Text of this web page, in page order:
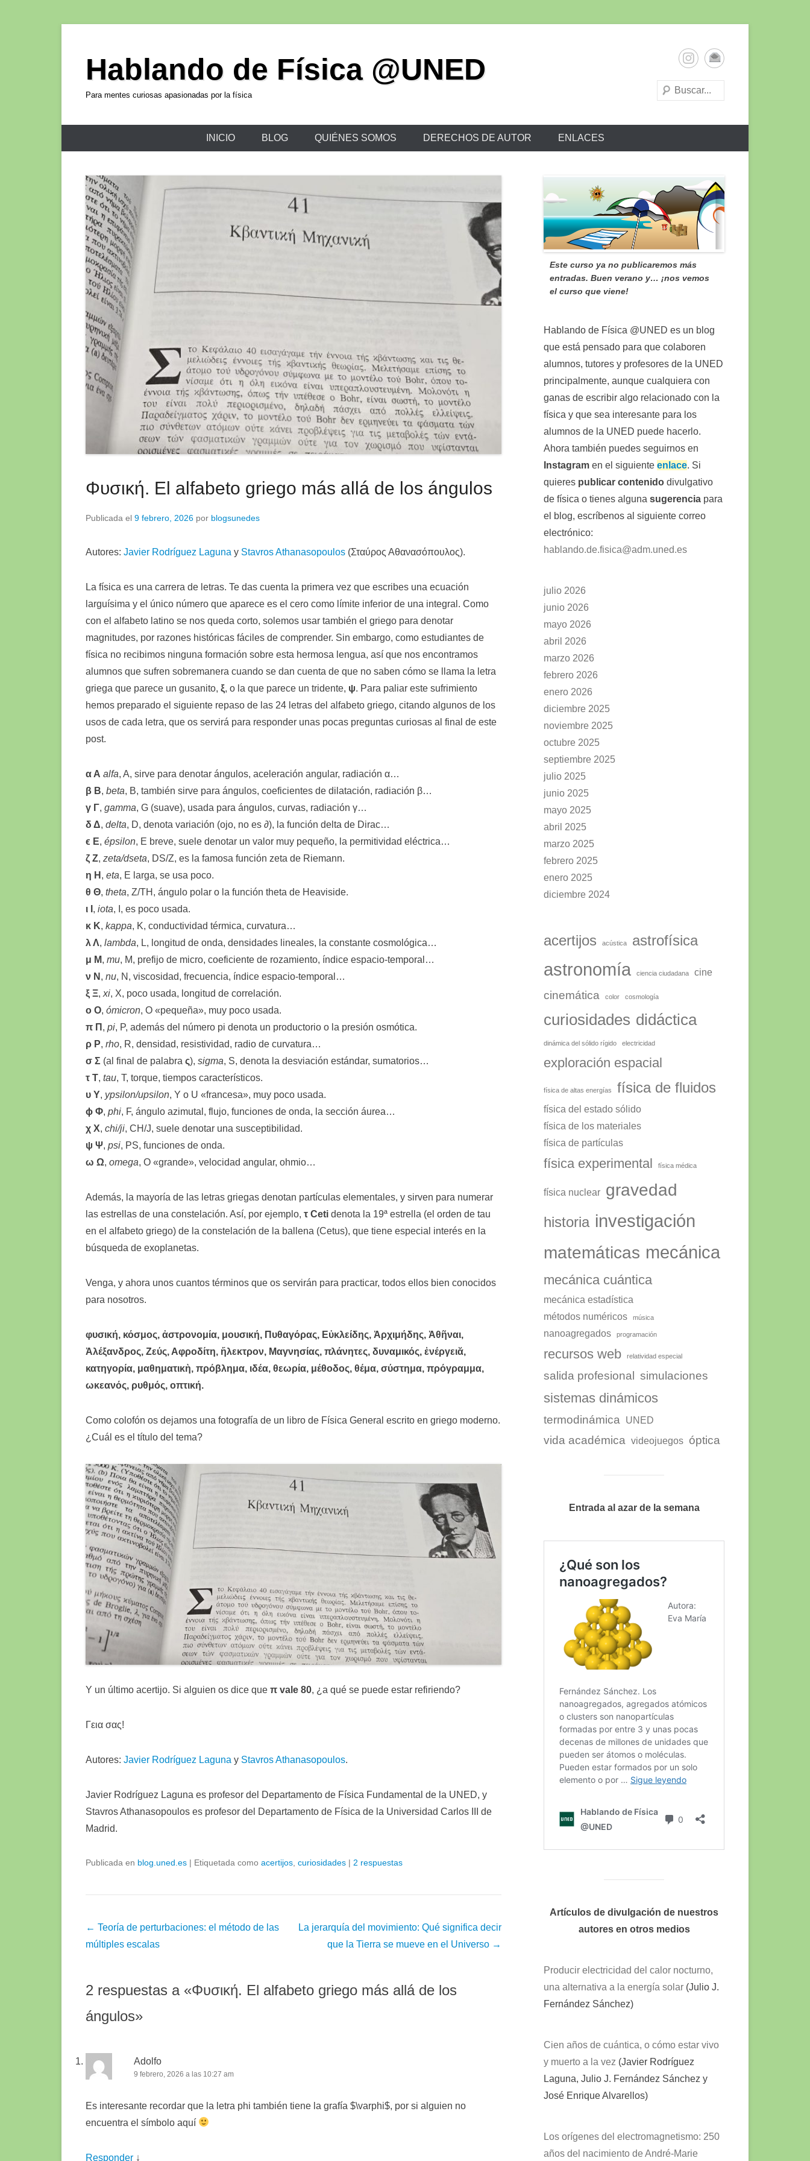
Hablando de Física @UNED
Para mentes curiosas apasionadas por la física
INICIO BLOG QUIÉNES SOMOS DERECHOS DE AUTOR ENLACES
Φυσική. El alfabeto griego más allá de los ángulos
Publicada el 9 febrero, 2026 por blogsunedes
Autores: Javier Rodríguez Laguna y Stavros Athanasopoulos (Σταύρος Αθανασόπουλος).
La física es una carrera de letras. Te das cuenta la primera vez que escribes una ecuación
larguísima y el único número que aparece es el cero como límite inferior de una integral. Como
con el alfabeto latino se nos queda corto, solemos usar también el griego para denotar
magnitudes, por razones históricas fáciles de comprender. Sin embargo, como estudiantes de
física no recibimos ninguna formación sobre esta hermosa lengua, así que nos encontramos
alumnos que sufren sobremanera cuando se dan cuenta de que no saben cómo se llama la letra
griega que parece un gusanito, ξ, o la que parece un tridente, ψ. Para paliar este sufrimiento
hemos preparado el siguiente repaso de las 24 letras del alfabeto griego, citando algunos de los
usos de cada letra, que os servirá para responder unas pocas preguntas curiosas al final de este
post.
α Α alfa, A, sirve para denotar ángulos, aceleración angular, radiación α…
β Β, beta, B, también sirve para ángulos, coeficientes de dilatación, radiación β…
γ Γ, gamma, G (suave), usada para ángulos, curvas, radiación γ…
δ Δ, delta, D, denota variación (ojo, no es ∂), la función delta de Dirac…
ϵ Ε, épsilon, E breve, suele denotar un valor muy pequeño, la permitividad eléctrica…
ζ Ζ, zeta/dseta, DS/Z, es la famosa función zeta de Riemann.
η Η , eta, E larga, se usa poco.
θ Θ, theta, Z/TH, ángulo polar o la función theta de Heaviside.
ι Ι , iota, I, es poco usada.
κ Κ, kappa, K, conductividad térmica, curvatura…
λ Λ, lambda, L, longitud de onda, densidades lineales, la constante cosmológica…
μ Μ, mu, M, prefijo de micro, coeficiente de rozamiento, índice espacio-temporal…
ν Ν , nu, N, viscosidad, frecuencia, índice espacio-temporal…
ξ Ξ, xi, X, poco usada, longitud de correlación.
ο Ο, ómicron, O «pequeña», muy poco usada.
π Π , pi, P, además del número pi denota un productorio o la presión osmótica.
ρ Ρ, rho, R, densidad, resistividad, radio de curvatura…
σ Σ (al final de palabra ς), sigma, S, denota la desviación estándar, sumatorios…
τ Τ, tau, T, torque, tiempos característicos.
υ Υ, ypsilon/upsilon, Y o U «francesa», muy poco usada.
ϕ Φ, phi, F, ángulo azimutal, flujo, funciones de onda, la sección áurea…
χ Χ, chi/ji, CH/J, suele denotar una susceptibilidad.
ψ Ψ, psi, PS, funciones de onda.
ω Ω, omega, O «grande», velocidad angular, ohmio…
Además, la mayoría de las letras griegas denotan partículas elementales, y sirven para numerar
las estrellas de una constelación. Así, por ejemplo, τ Ceti denota la 19ª estrella (el orden de tau
en el alfabeto griego) de la constelación de la ballena (Cetus), que tiene especial interés en la
búsqueda de exoplanetas.
Venga, y ahora unos cuantos términos que os servirán para practicar, todos ellos bien conocidos
para nosotros.
φυσική, κόσμος, ἀστρονομία, μουσική, Πυθαγόρας, Εὐκλείδης, Ἀρχιμήδης, Ἀθῆναι,
Ἀλέξανδρος, Ζεύς, Αφροδίτη, ἤλεκτρον, Μαγνησίας, πλάνητες, δυναμικός, ἐνέργειᾰ,
κατηγορία, μαθηματικὴ, πρόβλημα, ιδέα, θεωρία, μέθοδος, θέμα, σύστημα, πρόγραμμα,
ωκεανός, ρυθμός, οπτική.
Como colofón os dejamos una fotografía de un libro de Física General escrito en griego moderno.
¿Cuál es el título del tema?
Y un último acertijo. Si alguien os dice que π vale 80, ¿a qué se puede estar refiriendo?
Γεια σας!
Autores: Javier Rodríguez Laguna y Stavros Athanasopoulos.
Javier Rodríguez Laguna es profesor del Departamento de Física Fundamental de la UNED, y
Stavros Athanasopoulos es profesor del Departamento de Física de la Universidad Carlos III de
Madrid.
Publicada en blog.uned.es | Etiquetada como acertijos curiosidades | 2 respuestas
← Teoría de perturbaciones: el método de las
múltiples escalas
La jerarquía del movimiento: Qué significa decir
que la Tierra se mueve en el Universo →
2 respuestas a «Φυσική. El alfabeto griego más allá de los
ángulos»
Adolfo
9 febrero, 2026 a las 10:27 am
Es interesante recordar que la letra phi también tiene la grafía $\varphi$, por si alguien no
encuentra el símbolo aquí
Responder ↓
Este curso ya no publicaremos más
entradas. Buen verano y… ¡nos vemos
el curso que viene!
Hablando de Física @UNED es un blog
que está pensado para que colaboren
alumnos, tutores y profesores de la UNED
principalmente, aunque cualquiera con
ganas de escribir algo relacionado con la
física y que sea interesante para los
alumnos de la UNED puede hacerlo.
Ahora también puedes seguirnos en
Instagram en el siguiente enlace. Si
quieres publicar contenido divulgativo
de física o tienes alguna sugerencia para
el blog, escríbenos al siguiente correo
electrónico:
hablando.de.fisica@adm.uned.es
julio 2026
junio 2026
mayo 2026
abril 2026
marzo 2026
febrero 2026
enero 2026
diciembre 2025
noviembre 2025
octubre 2025
septiembre 2025
julio 2025
junio 2025
mayo 2025
abril 2025
marzo 2025
febrero 2025
enero 2025
diciembre 2024
acertijos acústica astrofísica
astronomía ciencia ciudadana cine
cinemática color cosmología
curiosidades didáctica
dinámica del sólido rígido electricidad
exploración espacial
física de altas energías física de fluidos
física del estado sólido
física de los materiales
física de partículas
física experimental física médica
física nuclear gravedad
historia investigación
matemáticas mecánica
mecánica cuántica
mecánica estadística
métodos numéricos
música
nanoagregados programación
recursos web relatividad especial
salida profesional simulaciones
sistemas dinámicos
termodinámica UNED
vida académica videojuegos óptica
Entrada al azar de la semana
Artículos de divulgación de nuestros
autores en otros medios
Producir electricidad del calor nocturno,
una alternativa a la energía solar (Julio J.
Fernández Sánchez)
Cien años de cuántica, o cómo estar vivo
y muerto a la vez (Javier Rodríguez
Laguna, Julio J. Fernández Sánchez y
José Enrique Alvarellos)
Los orígenes del electromagnetismo: 250
años del nacimiento de André-Marie